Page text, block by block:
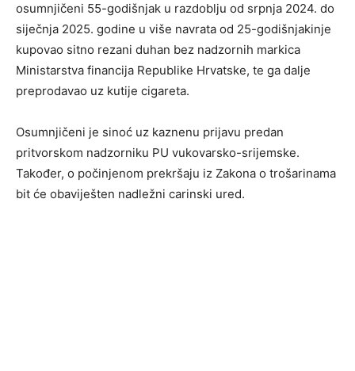
osumnjičeni 55-godišnjak u razdoblju od srpnja 2024. do
siječnja 2025. godine u više navrata od 25-godišnjakinje
kupovao sitno rezani duhan bez nadzornih markica
Ministarstva financija Republike Hrvatske, te ga dalje
preprodavao uz kutije cigareta.
Osumnjičeni je sinoć uz kaznenu prijavu predan
pritvorskom nadzorniku PU vukovarsko-srijemske.
Također, o počinjenom prekršaju iz Zakona o trošarinama
bit će obaviješten nadležni carinski ured.